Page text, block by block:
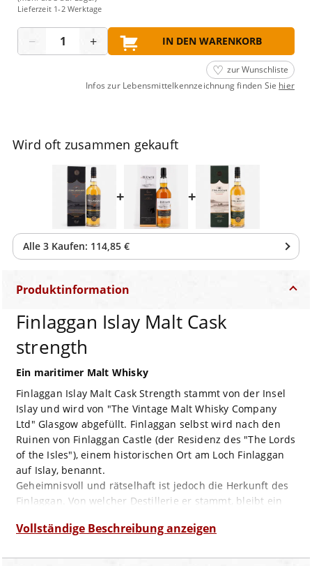
Lieferzeit 1-2 Werktage
− + IN DEN WARENKORB
zur Wunschliste
Infos zur Lebensmittelkennzeichnung finden Sie hier
Wird oft zusammen gekauft
+ +
Alle 3 Kaufen: 114,85 €
Produktinformation
Finlaggan Islay Malt Cask
strength
Ein maritimer Malt Whisky
Finlaggan Islay Malt Cask Strength stammt von der Insel
Islay und wird von "The Vintage Malt Whisky Company
Ltd" Glasgow abgefüllt. Finlaggan selbst wird nach den
Ruinen von Finlaggan Castle (der Residenz des "The Lords
of the Isles"), einem historischen Ort am Loch Finlaggan
auf Islay, benannt.
Geheimnisvoll und rätselhaft ist jedoch die Herkunft des
Finlaggan. Von welcher Destillerie er stammt, bleibt ein
Dieser Finlaggan wurde nach seiner Reifezeit in
Charakter her präsentiert er sich sehr durchdringend mit
Vollständige Beschreibung anzeigen